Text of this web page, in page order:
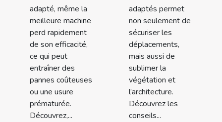
adapté, même la
meilleure machine
perd rapidement
de son efficacité,
ce qui peut
entraîner des
pannes coûteuses
ou une usure
prématurée.
Découvrez,...
adaptés permet
non seulement de
sécuriser les
déplacements,
mais aussi de
sublimer la
végétation et
l’architecture.
Découvrez les
conseils...